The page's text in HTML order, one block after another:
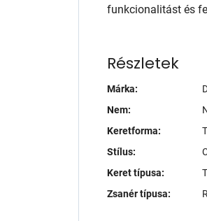
funkcionalitást és
Részletek
Márka:
Nem:
Keretforma:
Stílus:
Keret típusa:
Zsanér típusa: